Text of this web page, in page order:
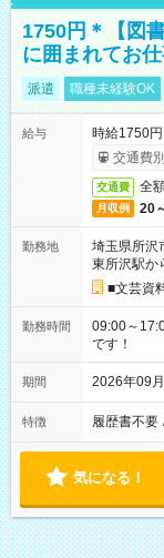
1750円＊【図
に囲まれてお
派遣 職種未経験OK
給与
時給1750
交通費
交通費 全
月収例 20
勤務地
埼玉県所沢
東所沢駅か
■文芸資
勤務時間
09:00～
です！
期間 2026年09
特徴 履歴書不要
気になる！